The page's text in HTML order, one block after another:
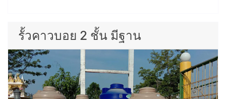
รั้วคาวบอย 2 ชั้น มีฐาน